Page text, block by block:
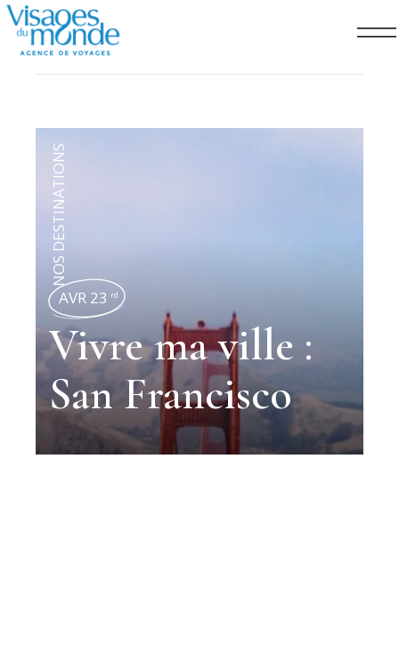
NOS DESTINATIONS
AVR 23 rd
Vivre ma ville :
San Francisco